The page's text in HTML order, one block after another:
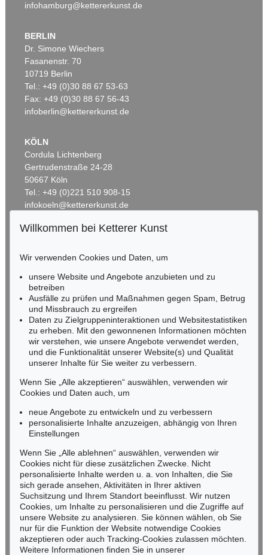
Auktion 600 - Lot 63
PAUL KLEE
Westöstliche Bauten, 1928
Ergebnis:€ 206.400
Ergebnis:
Auktion 535 - Lot 38
Ergebnis:€ 187.500
Auktion 520 - Lot 377
Edelklippe, 1933
Ergebnis:€ 187.500
infohamburg@kettererkunst.de
BERLIN
Dr. Simone Wiechers
Fasanenstr. 70
10719 Berlin
Tel.: +49 (0)30 88 67 53-63
Fax: +49 (0)30 88 67 56-43
infoberlin@kettererkunst.de
KÖLN
Cordula Lichtenberg
Gertrudenstraße 24-28
50667 Köln
Tel.: +49 (0)221 510 908-15
infokoeln@kettererkunst.de
RHEINLAND-PFALZ
Miriam Heß
Tel.: +49 (0)62 21 58 80-038
Fax: +49 (0)62 21 58 80-595
infoheidelberg@kettererkunst.de
NORDDEUTSCHLAND
Nico Kassel, M.A.
Tel.: +49 (0)89 55244-164
Mobil: +49 (0)171 8618661
n.kassel@kettererkunst.de
Keine Auktion mehr verpassen!
Wir informieren Sie rechtzeitig.
Jetzt zum Newsletter anmelden >
Willkommen bei Ketterer Kunst
Wir verwenden Cookies und Daten, um
unsere Website und Angebote anzubieten und zu
betreiben
Ausfälle zu prüfen und Maßnahmen gegen Spam, Betrug
und Missbrauch zu ergreifen
Daten zu Zielgruppeninteraktionen und Websitestatistiken
zu erheben. Mit den gewonnenen Informationen möchten
wir verstehen, wie unsere Angebote verwendet werden,
und die Funktionalität unserer Website(s) und Qualität
unserer Inhalte für Sie weiter zu verbessern.
Wenn Sie „Alle akzeptieren“ auswählen, verwenden wir
Cookies und Daten auch, um
neue Angebote zu entwickeln und zu verbessern
personalisierte Inhalte anzuzeigen, abhängig von Ihren
Einstellungen
Wenn Sie „Alle ablehnen“ auswählen, verwenden wir
Cookies nicht für diese zusätzlichen Zwecke. Nicht
personalisierte Inhalte werden u. a. von Inhalten, die Sie
sich gerade ansehen, Aktivitäten in Ihrer aktiven
Suchsitzung und Ihrem Standort beeinflusst. Wir nutzen
Cookies, um Inhalte zu personalisieren und die Zugriffe auf
unsere Website zu analysieren. Sie können wählen, ob Sie
nur für die Funktion der Website notwendige Cookies
akzeptieren oder auch Tracking-Cookies zulassen möchten.
Weitere Informationen finden Sie in unserer